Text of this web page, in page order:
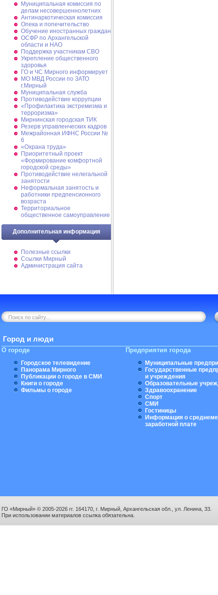
Муниципальная комиссия по
делам несовершеннолетних
Антинаркотическая комиссия
Опека и попечительство
Обучение иностранных граждан
ОСФР по Архангельской
области и НАО
Поддержка участникам СВО
Укрепление общественного
здоровья
ГО и ЧС Мирного информирует
МО МВД России по ЗАТО
г.Мирный
Муниципальная cлужба
Противодействие коррупции
«Профилактика экстремизма и
терроризма»
Мирнинская городская ТИК
Резерв управленческих кадров
Межрайонная ИФНС России №
6
«Охрана труда»
Приоритетный проект
«Формирование комфортной
городской среды»
Противодействие нелегальной
занятости
Неформальная занятость и
работники предпенсионного
возраста
Территориальное
общественное самоуправление
Дополнительная информация
Полезные ссылки
Ссылки Мирный
Администрация сайта
Город и люди
О городе
Городское телевидение
Панорама Мирного
Публикации о городе в СМИ
Книги о городе
Фильмы о городе
Предприятия города
Муниципальные
Государственные
и учреждения
Образовательные
Здравоохранение
Спорт
СМИ
Гостиницы
Информация о
заработной плате
ГО «Мирный» © 2005-2026 гг. 164170, г. Мирный, Архангельская обл., ул. Ленина, 33.
При использовании материалов ссылка обязательна.